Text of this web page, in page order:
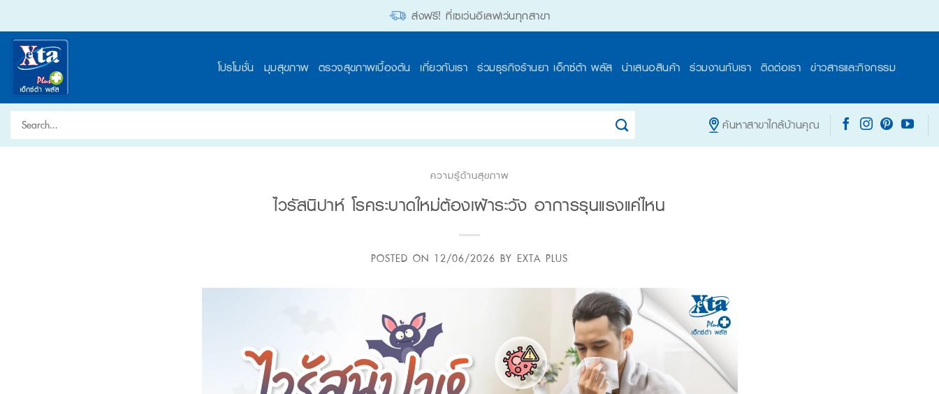
content
ส่งฟรี! ที่เซเว่นอีเลฟเว่นทุกสาขา
โปรโมชั่น มุมสุขภาพ ตรวจสุขภาพเบื้องต้น เกี่ยวกับเรา ร่วมธุรกิจร้านยา เอ็กซ์ต้า พลัส นำเสนอสินค้า ร่วมงานกับเรา ติดต่อเรา ข่าวสารและกิจกรรม
Search
for:
ค้นหาสาขาใกล้บ้านคุณ
ความรู้ด้านสุขภาพ
ไวรัสนิปาห์ โรคระบาดใหม่ต้องเฝ้าระวัง อาการรุนแรงแค่ไหน
POSTED ON 12/06/2026 BY EXTA PLUS